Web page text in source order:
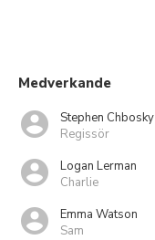
Medverkande
Stephen Chbosky
Regissör
Logan Lerman
Charlie
Emma Watson
Sam